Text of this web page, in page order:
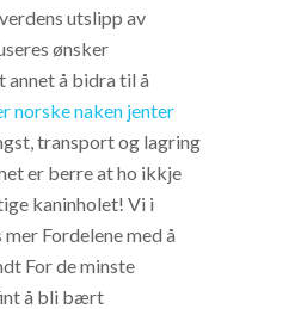
utslipp av
ønsker
annet å bidra til å
norske naken jenter
transport og lagring
er berre at ho ikkje
kaninholet! Vi i
Fordelene med å
For de minste
å bli bært